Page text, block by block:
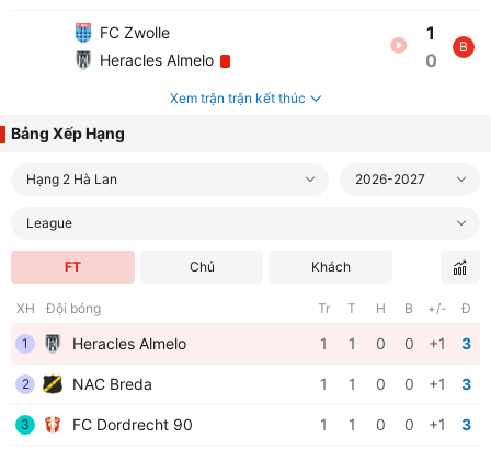
FC Zwolle
Heracles Almelo
1
0
B
Xem trận trận kết thúc
Bảng Xếp Hạng
Hạng 2 Hà Lan 2026-2027
League
FT Chủ Khách
XH Đội bóng Tr T H B +/- Đ
1 Heracles Almelo 1 1 0 0 +1 3
2 NAC Breda 1 1 0 0 +1 3
3 FC Dordrecht 90 1 1 0 0 +1 3